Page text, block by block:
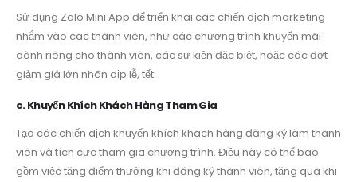
Sử dụng Zalo Mini App để triển khai các chiến dịch marketing
nhắm vào các thành viên, như các chương trình khuyến mãi
dành riêng cho thành viên, các sự kiện đặc biệt, hoặc các đợt
giảm giá lớn nhân dịp lễ, tết.
c. Khuyến Khích Khách Hàng Tham Gia
Tạo các chiến dịch khuyến khích khách hàng đăng ký làm thành
viên và tích cực tham gia chương trình. Điều này có thể bao
gồm việc tặng điểm thưởng khi đăng ký thành viên, tặng quà khi